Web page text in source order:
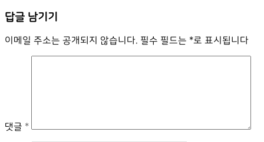
답글 남기기
이메일 주소는 공개되지 않습니다. 필수 필드는 *로 표시됩니다
댓글 *